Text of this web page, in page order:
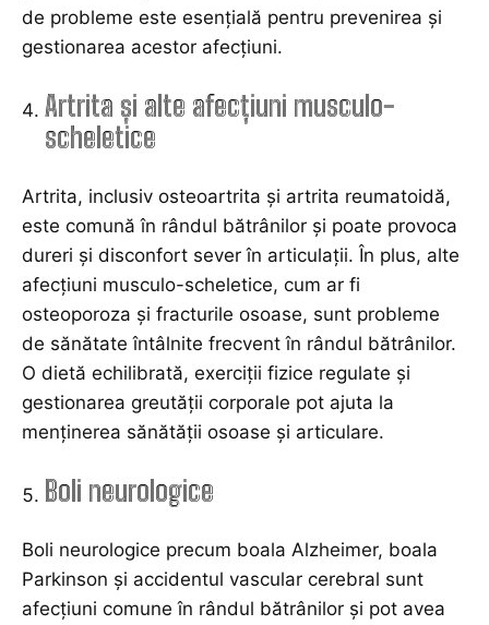
de probleme este esențială pentru prevenirea și
gestionarea acestor afecțiuni.
Artrita și alte afecțiuni musculo-
scheletice
Artrita, inclusiv osteoartrita și artrita reumatoidă,
este comună în rândul bătrânilor și poate provoca
dureri și disconfort sever în articulații. În plus, alte
afecțiuni musculo-scheletice, cum ar fi
osteoporoza și fracturile osoase, sunt probleme
de sănătate întâlnite frecvent în rândul bătrânilor.
O dietă echilibrată, exerciții fizice regulate și
gestionarea greutății corporale pot ajuta la
menținerea sănătății osoase și articulare.
Boli neurologice
Boli neurologice precum boala Alzheimer, boala
Parkinson și accidentul vascular cerebral sunt
afecțiuni comune în rândul bătrânilor și pot avea